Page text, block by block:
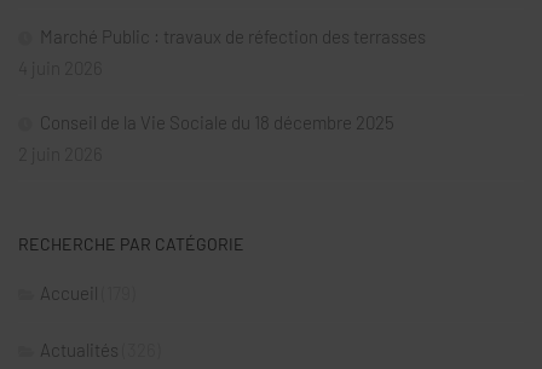
Marché Public : travaux de réfection des terrasses
Conseil de la Vie Sociale du 18 décembre 2025
RECHERCHE PAR CATÉGORIE
Accueil
Actualités